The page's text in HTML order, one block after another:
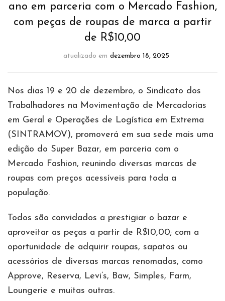
ano em parceria com o Mercado Fashion,
com peças de roupas de marca a partir
de R$10,00
atualizado em dezembro 18, 2025
Nos dias 19 e 20 de dezembro, o Sindicato dos
Trabalhadores na Movimentação de Mercadorias
em Geral e Operações de Logística em Extrema
(SINTRAMOV), promoverá em sua sede mais uma
edição do Super Bazar, em parceria com o
Mercado Fashion, reunindo diversas marcas de
roupas com preços acessíveis para toda a
população.
Todos são convidados a prestigiar o bazar e
aproveitar as peças a partir de R$10,00; com a
oportunidade de adquirir roupas, sapatos ou
acessórios de diversas marcas renomadas, como
Approve, Reserva, Levi’s, Baw, Simples, Farm,
Loungerie e muitas outras.